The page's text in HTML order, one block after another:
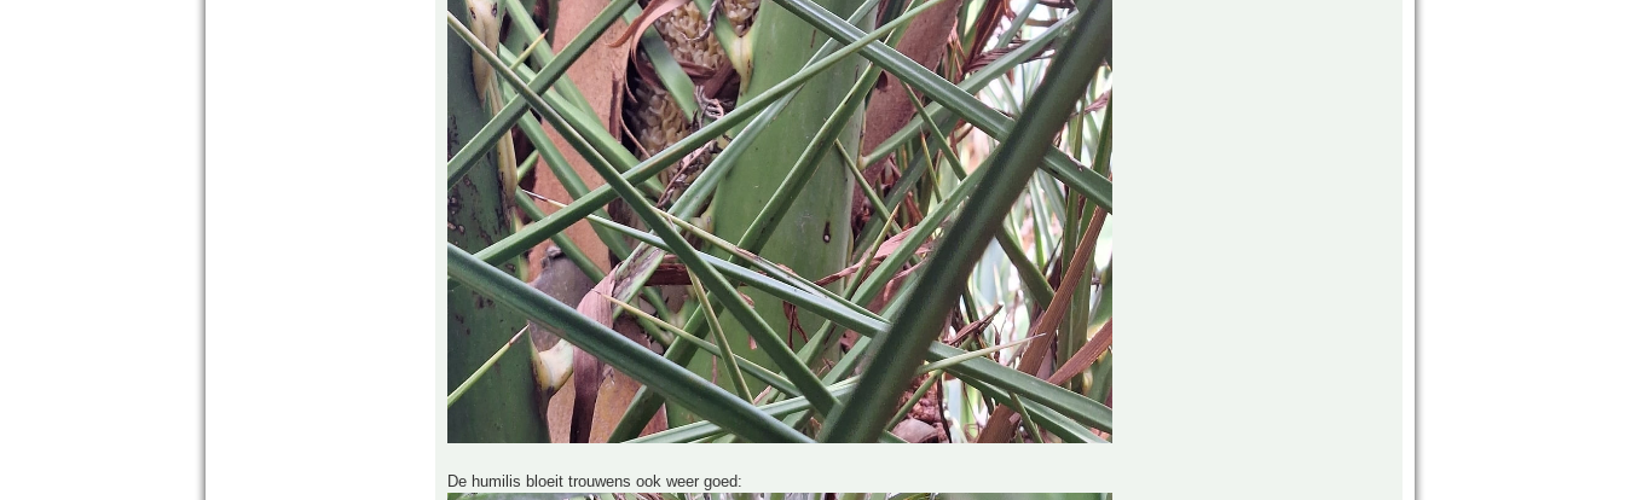
De humilis bloeit trouwens ook weer goed: